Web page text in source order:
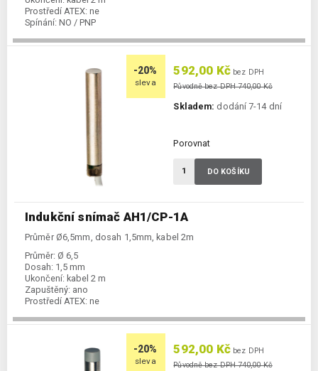
Prostředí ATEX: ne
Spínání: NO / PNP
-20%
sleva
Indukční snímač AH1/CP-1A
Průměr Ø6,5mm, dosah 1,5mm, kabel 2m
Průměr: Ø 6,5
Dosah: 1,5 mm
Ukončení: kabel 2 m
Zapuštěný: ano
Prostředí ATEX: ne
592,00 Kč bez DPH
Původně bez DPH 740,00 Kč
Skladem: dodání 7-14 dní
Porovnat
DO KOŠÍKU
-20%
sleva
592,00 Kč bez DPH
Původně bez DPH 740,00 Kč